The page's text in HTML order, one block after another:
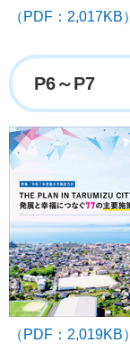
（PDF：2,017KB
P6～P7
（PDF：2,019KB